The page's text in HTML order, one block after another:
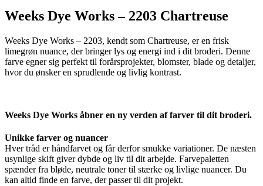
Weeks Dye Works – 2203 Chartreuse
Weeks Dye Works – 2203, kendt som Chartreuse, er en frisk
limegrøn nuance, der bringer lys og energi ind i dit broderi. Denne
farve egner sig perfekt til forårsprojekter, blomster, blade og detaljer,
hvor du ønsker en sprudlende og livlig kontrast.
Weeks Dye Works åbner en ny verden af farver til dit broderi.
Unikke farver og nuancer
Hver tråd er håndfarvet og får derfor smukke variationer. De næsten
usynlige skift giver dybde og liv til dit arbejde. Farvepaletten
spænder fra bløde, neutrale toner til stærke og livlige nuancer. Du
kan altid finde en farve, der passer til dit projekt.